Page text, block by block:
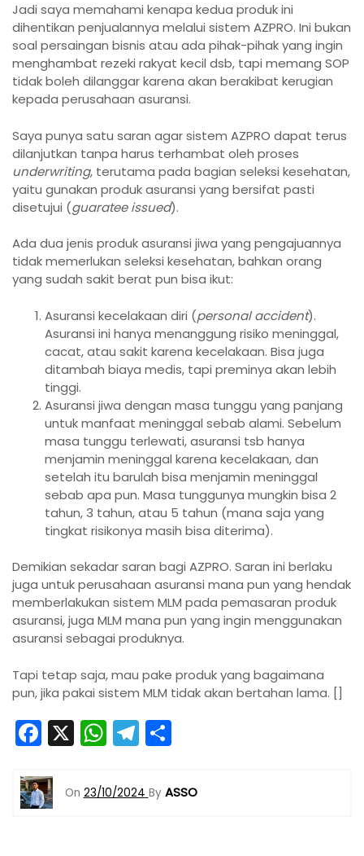
Jadi saya memahami kenapa kedua produk ini
dihentikan penjualannya melalui sistem AZPRO. Ini bukan
soal persaingan bisnis atau ada pihak-pihak yang ingin
menghambat rezeki rakyat kecil dsb, tapi memang SOP
tidak boleh dilanggar karena akan berakibat kerugian
kepada perusahaan asuransi.
Saya punya satu saran agar sistem AZPRO dapat terus
dilanjutkan tanpa harus terhambat oleh proses
underwriting, terutama pada bagian seleksi kesehatan,
yaitu gunakan produk asuransi yang bersifat pasti
disetujui (guaratee issued).
Ada dua jenis produk asuransi jiwa yang pengajuannya
tidak memerlukan seleksi kesehatan, bahkan orang
yang sudah sakit berat pun bisa ikut:
Asuransi kecelakaan diri (personal accident).
Asuransi ini hanya menanggung risiko meninggal,
cacat, atau sakit karena kecelakaan. Bisa juga
ditambah biaya medis, tapi preminya akan lebih
tinggi.
Asuransi jiwa dengan masa tunggu yang panjang
untuk manfaat meninggal sebab alami. Sebelum
masa tunggu terlewati, asuransi tsb hanya
menjamin meninggal karena kecelakaan, dan
setelah itu barulah bisa menjamin meninggal
sebab apa pun. Masa tunggunya mungkin bisa 2
tahun, 3 tahun, atau 5 tahun (mana saja yang
tingkat risikonya masih bisa diterima).
Demikian sekadar saran bagi AZPRO. Saran ini berlaku
juga untuk perusahaan asuransi mana pun yang hendak
memberlakukan sistem MLM pada pemasaran produk
asuransi, juga MLM mana pun yang ingin menggunakan
asuransi sebagai produknya.
Tapi tetap saja, mau pake produk yang bagaimana
pun, jika pakai sistem MLM tidak akan bertahan lama. []
F
a
c
e
X W
h
a
ts
T
el
e
gr
ar
On 23/10/2024 By ASSO